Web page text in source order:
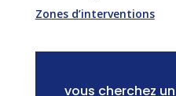
Zones d’interventions
vous cherchez